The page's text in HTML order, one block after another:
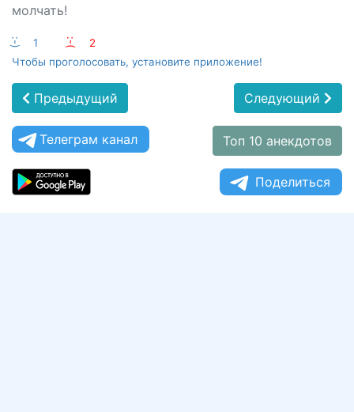
молчать!
:-) 1 :-(
2
Чтобы проголосовать, установите приложение!
Предыдущий Следующий
Телеграм канал Топ 10 анекдотов
Поделиться